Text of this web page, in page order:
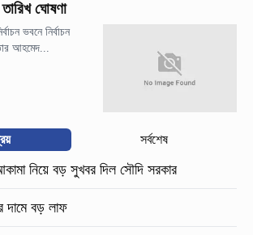
তারিখ ঘোষণা
ভবনে নির্বাচন
আহমেদ...
সর্বশেষ
আকামা নিয়ে বড় সুখবর দিল সৌদি সরকার
দামে বড় লাফ